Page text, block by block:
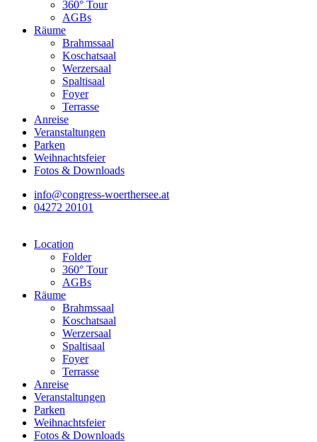
360° Tour
AGBs
Räume
Brahmssaal
Koschatsaal
Werzersaal
Spaltisaal
Foyer
Terrasse
Anreise
Veranstaltungen
Parken
Weihnachtsfeier
Fotos & Downloads
info@congress-woerthersee.at
04272 20101
Location
Folder
360° Tour
AGBs
Räume
Brahmssaal
Koschatsaal
Werzersaal
Spaltisaal
Foyer
Terrasse
Anreise
Veranstaltungen
Parken
Weihnachtsfeier
Fotos & Downloads